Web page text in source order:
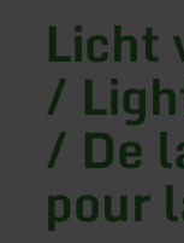
Licht
/
/ De
pour